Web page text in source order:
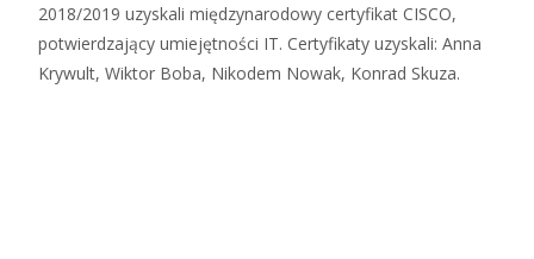
2018/2019 uzyskali międzynarodowy certyfikat CISCO,
potwierdzający umiejętności IT. Certyfikaty uzyskali: Anna
Krywult, Wiktor Boba, Nikodem Nowak, Konrad Skuza.